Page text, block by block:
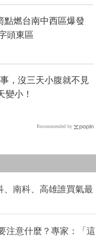
點燃台南中西區爆發
頭東區
，沒三天小腹就不見
變小！
Recommended by
南科、高雄誰買氣最
注意什麼？專家：「這